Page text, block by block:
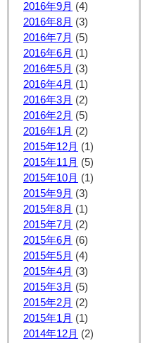
2016年9月 (4)
2016年8月 (3)
2016年7月 (5)
2016年6月 (1)
2016年5月 (3)
2016年4月 (1)
2016年3月 (2)
2016年2月 (5)
2016年1月 (2)
2015年12月 (1)
2015年11月 (5)
2015年10月 (1)
2015年9月 (3)
2015年8月 (1)
2015年7月 (2)
2015年6月 (6)
2015年5月 (4)
2015年4月 (3)
2015年3月 (5)
2015年2月 (2)
2015年1月 (1)
2014年12月 (2)